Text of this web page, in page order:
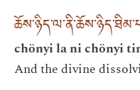
chönyi la ni chönyi
And the divine